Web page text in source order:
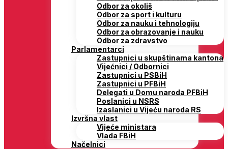
Odbor za okoliš
Odbor za sport i kulturu
Odbor za nauku i tehnologiju
Odbor za obrazovanje i nauku
Odbor za zdravstvo
Parlamentarci
Zastupnici u skupštinama kantona
Vijećnici / Odbornici
Zastupnici u PSBiH
Zastupnici u PFBiH
Delegati u Domu naroda PFBiH
Poslanici u NSRS
Izaslanici u Vijeću naroda RS
Izvršna vlast
Vijeće ministara
Vlada FBiH
Načelnici